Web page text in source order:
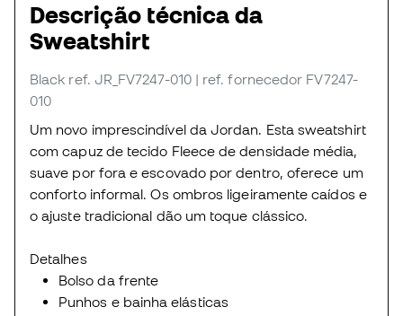
Descrição técnica da
Sweatshirt
Black ref. JR_FV7247-010 | ref. fornecedor FV7247-
010
Um novo imprescindível da Jordan. Esta sweatshirt
com capuz de tecido Fleece de densidade média,
suave por fora e escovado por dentro, oferece um
conforto informal. Os ombros ligeiramente caídos e
o ajuste tradicional dão um toque clássico.
Detalhes
Bolso da frente
Punhos e bainha elásticas